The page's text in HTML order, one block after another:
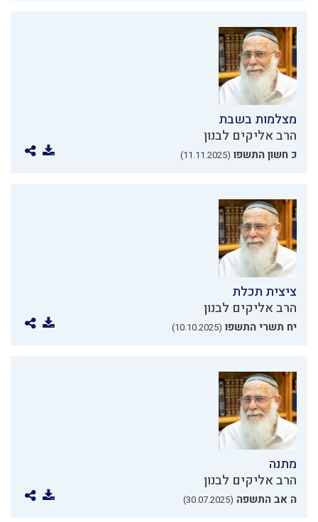
מצלמות בשבת
הרב אליקים לבנון
כ חשון התשפו (11.11.2025)
ציצית תכלת
הרב אליקים לבנון
יח תשרי התשפו (10.10.2025)
מתנה
הרב אליקים לבנון
ה אב התשפה (30.07.2025)